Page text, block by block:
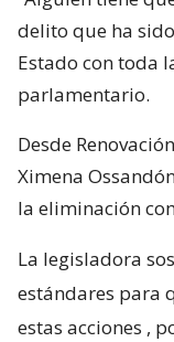
delito que ha
Estado con toda
parlamentario.
Desde
Ximena
la eliminación
La legisladora
estándares para
estas acciones ,